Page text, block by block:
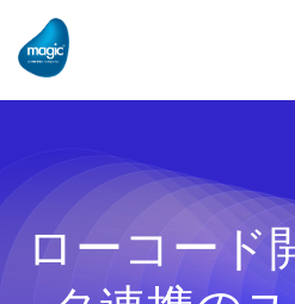
ローコード